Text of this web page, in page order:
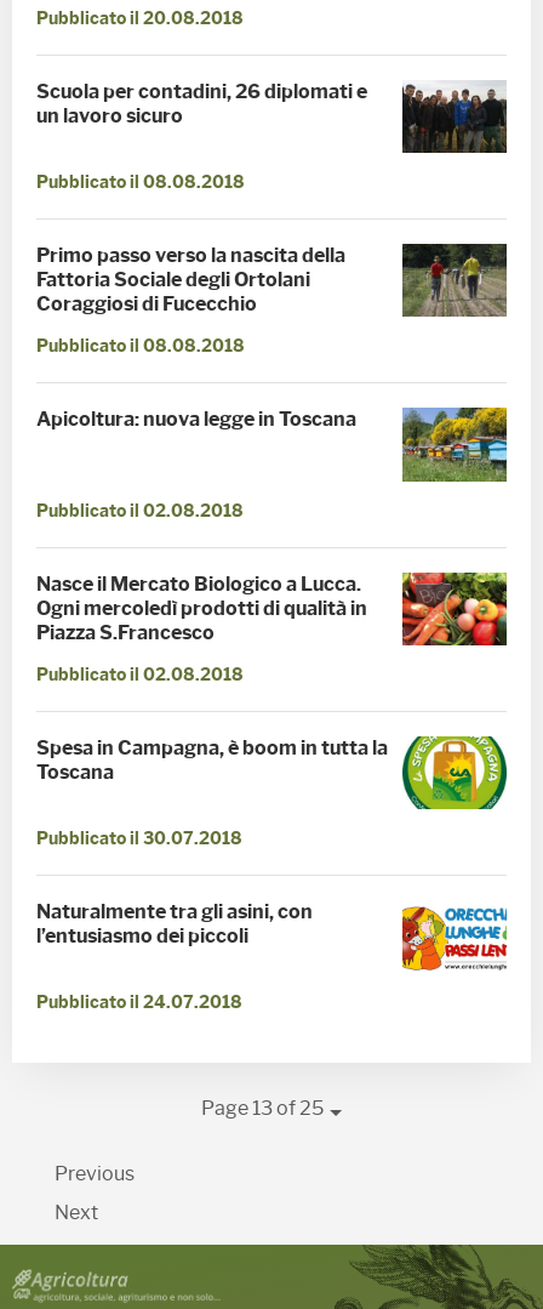
Pubblicato il 20.08.2018
Scuola per contadini, 26 diplomati e
un lavoro sicuro
Pubblicato il 08.08.2018
Primo passo verso la nascita della
Fattoria Sociale degli Ortolani
Coraggiosi di Fucecchio
Pubblicato il 08.08.2018
Apicoltura: nuova legge in Toscana
Pubblicato il 02.08.2018
Nasce il Mercato Biologico a Lucca.
Ogni mercoledì prodotti di qualità in
Piazza S.Francesco
Pubblicato il 02.08.2018
Spesa in Campagna, è boom in tutta la
Toscana
Pubblicato il 30.07.2018
Naturalmente tra gli asini, con
l’entusiasmo dei piccoli
Pubblicato il 24.07.2018
Page 13 of 25
Previous
Next